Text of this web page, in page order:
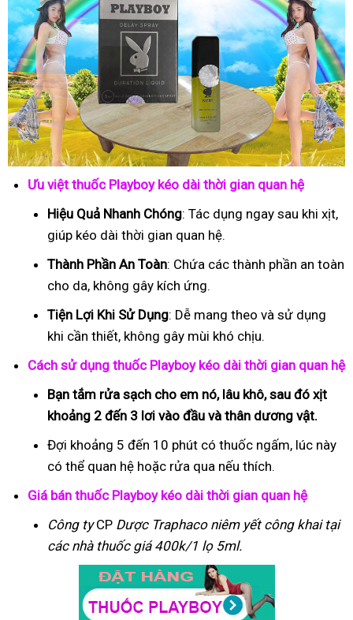
Ưu việt thuốc Playboy kéo dài thời gian quan hệ
Hiệu Quả Nhanh Chóng: Tác dụng ngay sau khi xịt,
giúp kéo dài thời gian quan hệ.
Thành Phần An Toàn: Chứa các thành phần an toàn
cho da, không gây kích ứng.
Tiện Lợi Khi Sử Dụng: Dễ mang theo và sử dụng
khi cần thiết, không gây mùi khó chịu.
Cách sử dụng thuốc Playboy kéo dài thời gian quan hệ
Bạn tắm rửa sạch cho em nó, lâu khô, sau đó xịt
khoảng 2 đến 3 lơi vào đầu và thân dương vật.
Đợi khoảng 5 đến 10 phút có thuốc ngấm, lúc này
có thể quan hệ hoặc rửa qua nếu thích.
Giá bán thuốc Playboy kéo dài thời gian quan hệ
Công tyCP Dược Traphaconiêm yết công khai tại
các nhà thuốc giá 400k/1 lọ 5ml.